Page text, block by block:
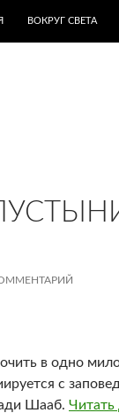
ВОКРУГ СВЕТА
в одно
с
Шааб. Читать